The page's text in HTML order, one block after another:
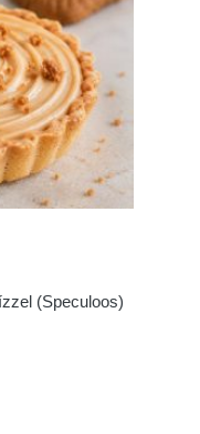
(Speculoos)